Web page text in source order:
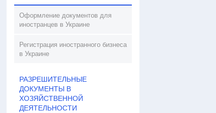
Оформление документов для
иностранцев в Украине
Регистрация иностранного бизнеса
в Украине
РАЗРЕШИТЕЛЬНЫЕ
ДОКУМЕНТЫ В
ХОЗЯЙСТВЕННОЙ
ДЕЯТЕЛЬНОСТИ